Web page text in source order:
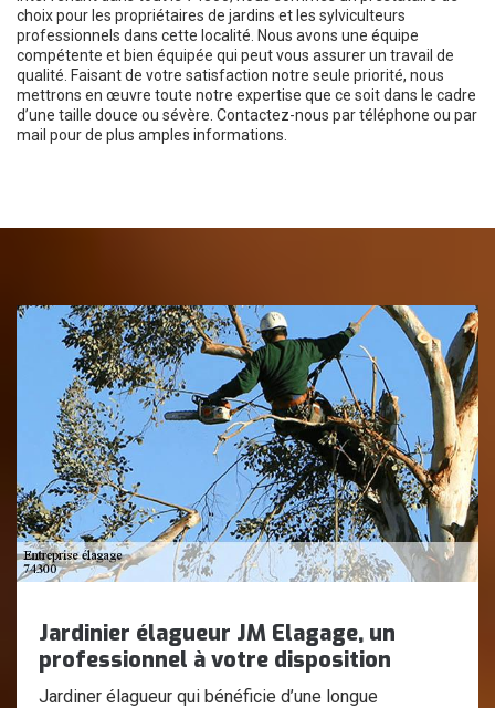
choix pour les propriétaires de jardins et les sylviculteurs
professionnels dans cette localité. Nous avons une équipe
compétente et bien équipée qui peut vous assurer un travail de
qualité. Faisant de votre satisfaction notre seule priorité, nous
mettrons en œuvre toute notre expertise que ce soit dans le cadre
d’une taille douce ou sévère. Contactez-nous par téléphone ou par
mail pour de plus amples informations.
Jardinier élagueur JM Elagage, un
professionnel à votre disposition
Jardiner élagueur qui bénéficie d’une longue